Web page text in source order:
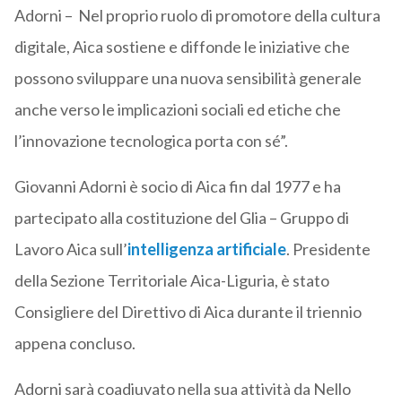
Adorni – Nel proprio ruolo di promotore della cultura
digitale, Aica sostiene e diffonde le iniziative che
possono sviluppare una nuova sensibilità generale
anche verso le implicazioni sociali ed etiche che
l’innovazione tecnologica porta con sé”.
Giovanni Adorni è socio di Aica fin dal 1977 e ha
partecipato alla costituzione del Glia – Gruppo di
Lavoro Aica sull’intelligenza artificiale. Presidente
della Sezione Territoriale Aica-Liguria, è stato
Consigliere del Direttivo di Aica durante il triennio
appena concluso.
Adorni sarà coadiuvato nella sua attività da Nello